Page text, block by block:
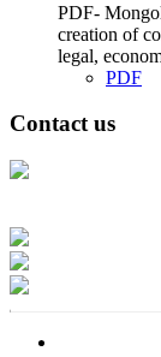
PDF-
creation of
legal,
PDF
Contact us